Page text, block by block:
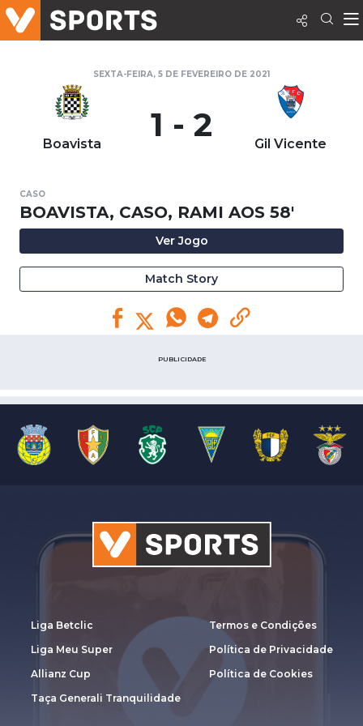
SEXTA-FEIRA, 5 DE FEVEREIRO DE 2021
Boavista 1 - 2 Gil Vicente
CASO
BOAVISTA, CASO, RAMI AOS 58'
Ver Jogo
Match Story
PUBLICIDADE
Liga Betclic
Liga Meu Super
Allianz Cup
Taça Generali Tranquilidade
Termos e Condições
Política de Privacidade
Política de Cookies